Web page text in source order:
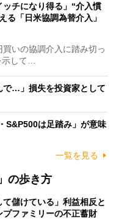
ッチになり得る」“介入慣
る「日米協調為替介入」
いの協調介入に踏み切っ
して…
で…」損失を投資家として
S&P500は足踏み」が意味
一覧を見る
の歩き方
て儲けている」利益相反と
ファミリーの不正蓄財